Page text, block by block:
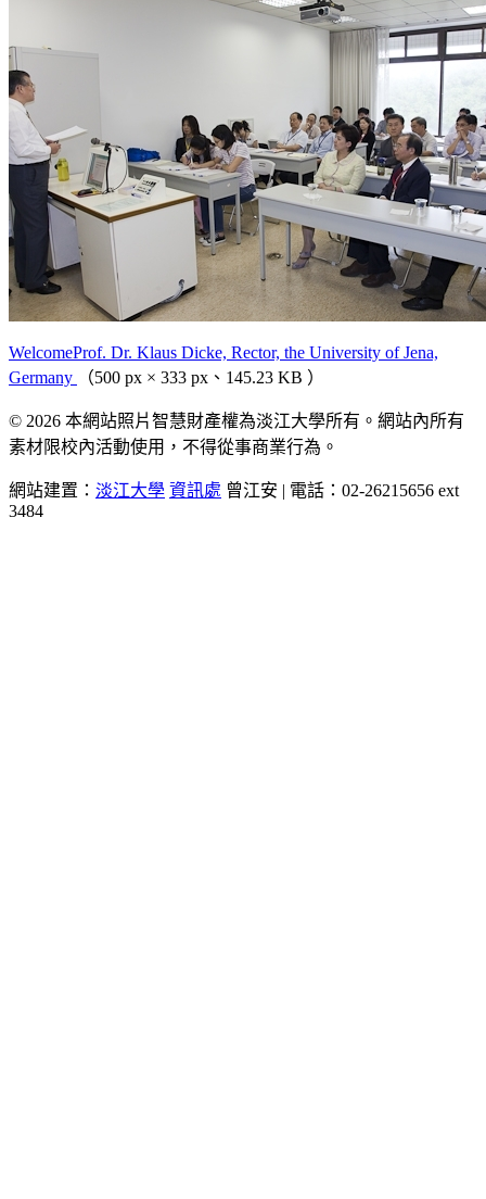
WelcomeProf. Dr. Klaus Dicke, Rector, the University of Jena,
Germany
（500 px × 333 px、145.23 KB ）
© 2026 本網站照片智慧財產權為淡江大學所有。網站內所有
素材限校內活動使用，不得從事商業行為。
網站建置： 淡江大學 資訊處 曾江安 | 電話：02-26215656 ext
3484